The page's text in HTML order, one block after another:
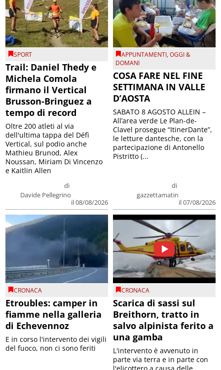
SPORT
Trail: Daniel Thedy e
Michela Comola
firmano il Vertical
Brusson-Bringuez a
tempo di record
di
Davide Pellegrino
il 08/08/2026
Oltre 200 atleti al via
dell'ultima tappa del Défì
Vertical, sul podio anche
Mathieu Brunod, Alex
Noussan, Miriam Di Vincenzo
e Kaitlin Allen
APPUNTAMENTI,OGGI &
DOMANI
COSA FARE NEL FINE
SETTIMANA IN VALLE
D’AOSTA
di
gazzettamatin
il 07/08/2026
SABATO 8 AGOSTO ALLEIN –
All’area verde Le Plan-de-
Clavel prosegue “ItinerDante”,
le letture dantesche, con la
partecipazione di Antonello
Pistritto (...
CRONACA
Etroubles: camper in
fiamme nella galleria
di Echevennoz
E in corso l'intervento dei vigili
del fuoco, non ci sono feriti
CRONACA
Scarica di sassi sul
Breithorn, tratto in
salvo alpinista ferito a
una gamba
L'intervento è avvenuto in
parte via terra e in parte con
l'elicottero a causa delle